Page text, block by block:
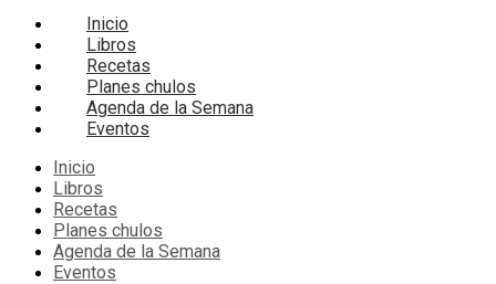
Inicio
Libros
Recetas
Planes chulos
Agenda de la Semana
Eventos
Inicio
Libros
Recetas
Planes chulos
Agenda de la Semana
Eventos